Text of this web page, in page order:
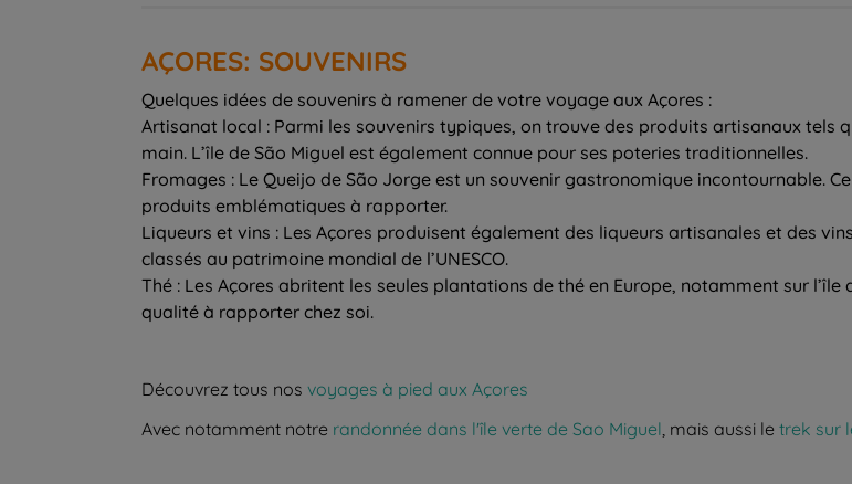
AÇORES: SOUVENIRS
Quelques idées de souvenirs à ramener de votre voyage aux Açores :
Artisanat local : Parmi les souvenirs typiques, on trouve des produits artisanaux tels
main. L’île de São Miguel est également connue pour ses poteries traditionnelles.
Fromages : Le Queijo de São Jorge est un souvenir gastronomique incontournable.
produits emblématiques à rapporter.
Liqueurs et vins : Les Açores produisent également des liqueurs artisanales et des
classés au patrimoine mondial de l’UNESCO.
Thé : Les Açores abritent les seules plantations de thé en Europe, notamment sur
qualité à rapporter chez soi.
Découvrez tous nos voyages à pied aux Açores
Avec notamment notre randonnée dans l'île verte de Sao Miguel , mais aussi le trek sur